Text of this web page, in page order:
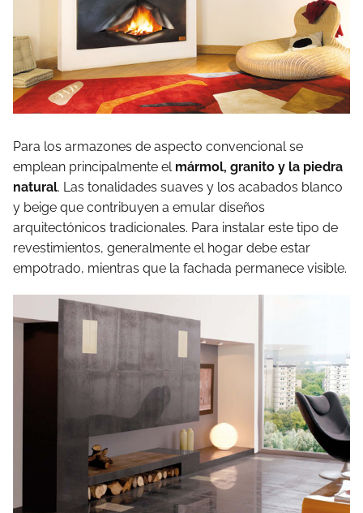
Para los armazones de aspecto convencional se
emplean principalmente el mármol, granito y la piedra
natural. Las tonalidades suaves y los acabados blanco
y beige que contribuyen a emular diseños
arquitectónicos tradicionales. Para instalar este tipo de
revestimientos, generalmente el hogar debe estar
empotrado, mientras que la fachada permanece visible.